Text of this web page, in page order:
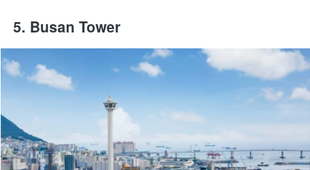
5. Busan Tower